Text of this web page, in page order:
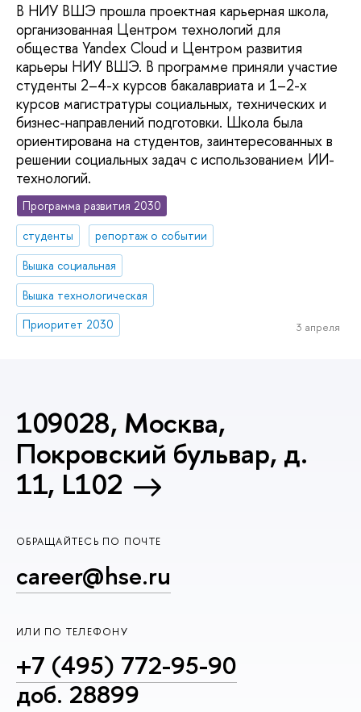
В НИУ ВШЭ прошла проектная карьерная школа,
организованная Центром технологий для
общества Yandex Cloud и Центром развития
карьеры НИУ ВШЭ. В программе приняли участие
студенты 2–4-х курсов бакалавриата и 1–2-х
курсов магистратуры социальных, технических и
бизнес-направлений подготовки. Школа была
ориентирована на студентов, заинтересованных в
решении социальных задач с использованием ИИ-
технологий.
Программа развития 2030
студенты
репортаж о событии
Вышка социальная
Вышка технологическая
Приоритет 2030
3 апреля
109028, Москва,
Покровский бульвар, д.
11, L102
ОБРАЩАЙТЕСЬ ПО ПОЧТЕ
career@hse.ru
ИЛИ ПО ТЕЛЕФОНУ
+7 (495) 772-95-90
доб. 28899